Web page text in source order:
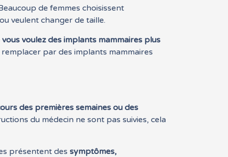
de femmes choisissent
veulent changer de taille.
voulez des implants mammaires plus
par des implants mammaires
des premières semaines ou des
du médecin ne sont pas suivies, cela
présentent dessymptômes,